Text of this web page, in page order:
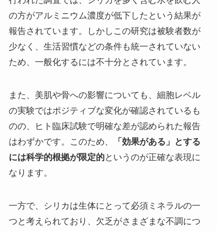
の方がアルミニウム濃度が低下したという結果が
報告されています。しかしこの研究は被験者数が
少なく、生活習慣などの条件も統一されていない
ため、一般化するには不十分とされています。
また、美肌や骨への影響についても、細胞レベル
の実験ではポジティブな変化が確認されているも
のの、ヒト臨床試験で明確な差が認められた報告
はわずかです。このため、
「効果がある」とする
には科学的根拠が限定的というのが正確な表現に
なります。
一方で、シリカは生体にとって必須ミネラルの一
つと考えられており、欠乏がさまざまな不調につ